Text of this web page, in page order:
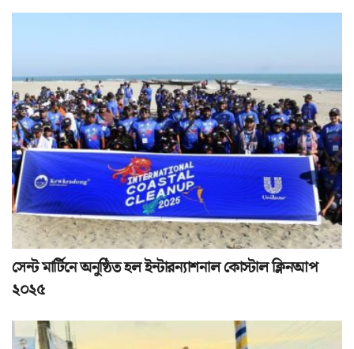
সেন্ট মার্টিনে অনুষ্ঠিত হল ইন্টারন্যাশনাল কোস্টাল ক্লিনআপ
২০২৫